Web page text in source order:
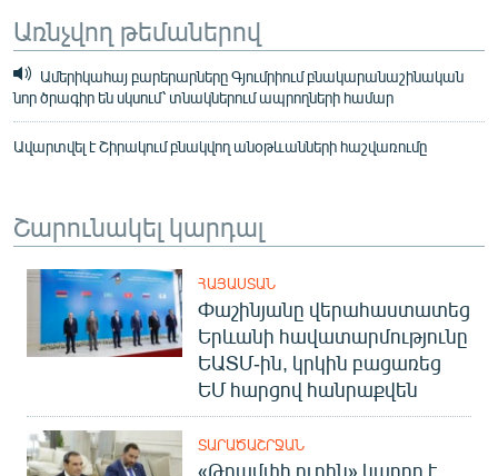
Առնչվող թեմաներով
Ամերիկահայ բարերարները Գյումրիում բնակարանաշինական
նոր ծրագիր են սկսում՝ տնակներում ապրողների համար
Ավարտվել է Շիրակում բնակվող անօթևանների հաշվառումը
Շարունակել կարդալ
ՀԱՅԱՍՏԱՆ
Փաշինյանը վերահաստատեց
Երևանի հավատարմությունը
ԵԱՏՄ-ին, կրկին բացառեց
ԵՄ հարցով հանրաքվեն
ՏԱՐԱԾԱՇՐՋԱՆ
«Թրամփի ուղին» կարող է